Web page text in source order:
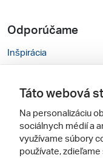
Odporúčame
Inšpirácia
Cestovné kancelárie
Zájezdy.cz
Táto webová
Na personalizáciu
sociálnych médií a
využívame súbory
používate,